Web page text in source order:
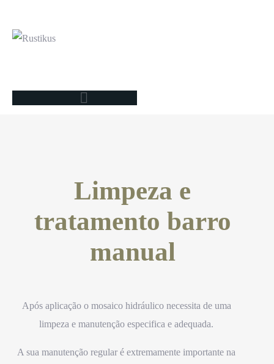
Limpeza e
tratamento barro
manual
Após aplicação o mosaico hidráulico necessita de uma
limpeza e manutenção especifica e adequada.
A sua manutenção regular é extremamente importante na